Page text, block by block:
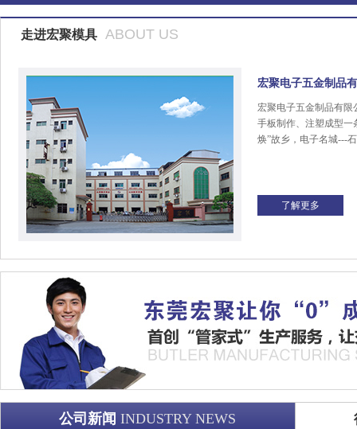
走进宏聚模具 ABOUT US
宏聚电子五金制品
宏聚电子五金制品有限
手板制作、注塑成型一
焕”故乡，电子名城---
了解更多
公司新闻 INDUSTRY NEWS